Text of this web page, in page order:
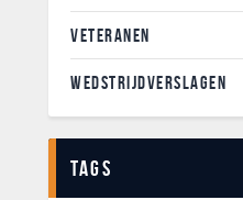
VETERANEN
WEDSTRIJDVERSLAGEN
Tags